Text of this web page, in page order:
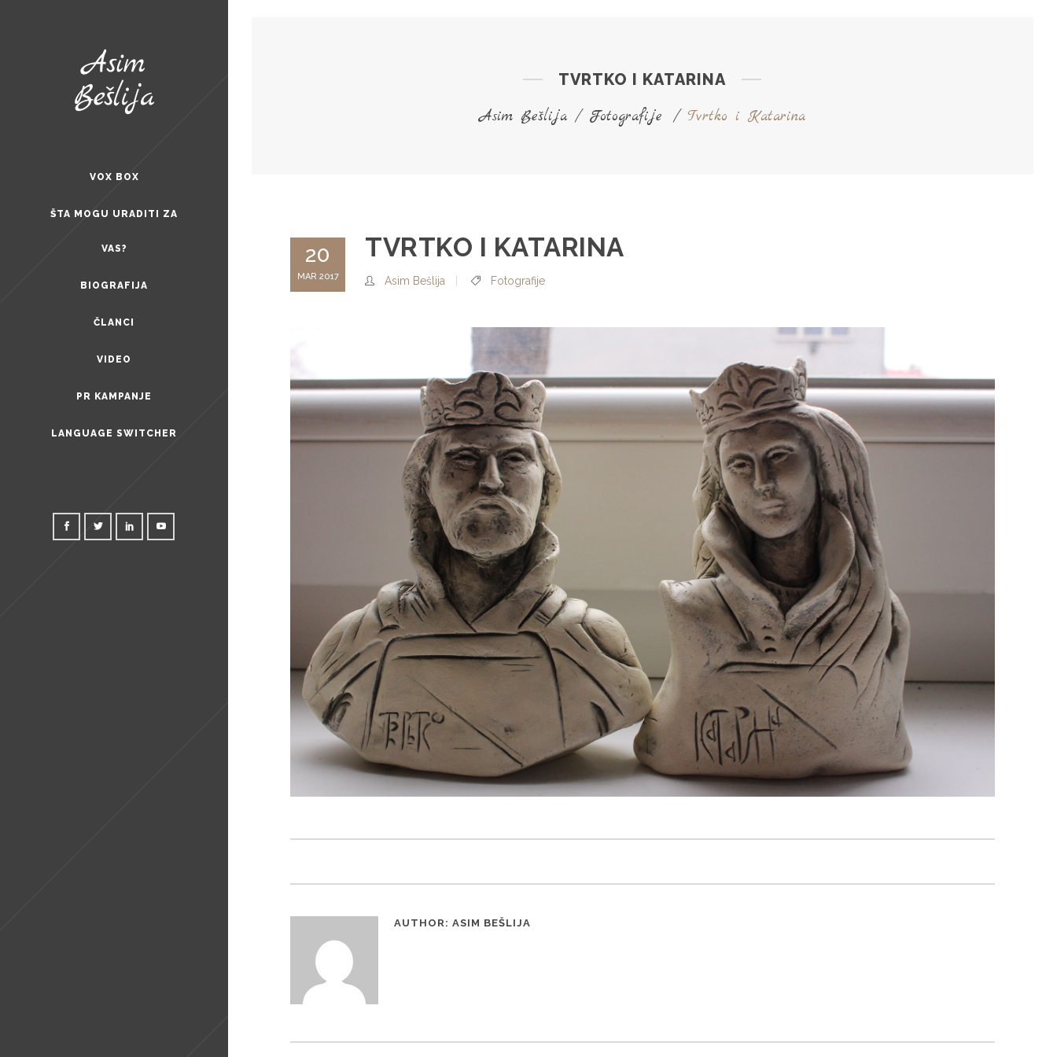
VOX BOX
ŠTA MOGU URADITI ZA
VAS?
BIOGRAFIJA
ČLANCI
VIDEO
PR KAMPANJE
LANGUAGE SWITCHER
TVRTKO I KATARINA
Asim Bešlija/ Fotografije / Tvrtko i Katarina
20
MAR 2017
TVRTKO I KATARINA
Asim Bešlija Fotografije
AUTHOR:ASIM BEŠLIJA